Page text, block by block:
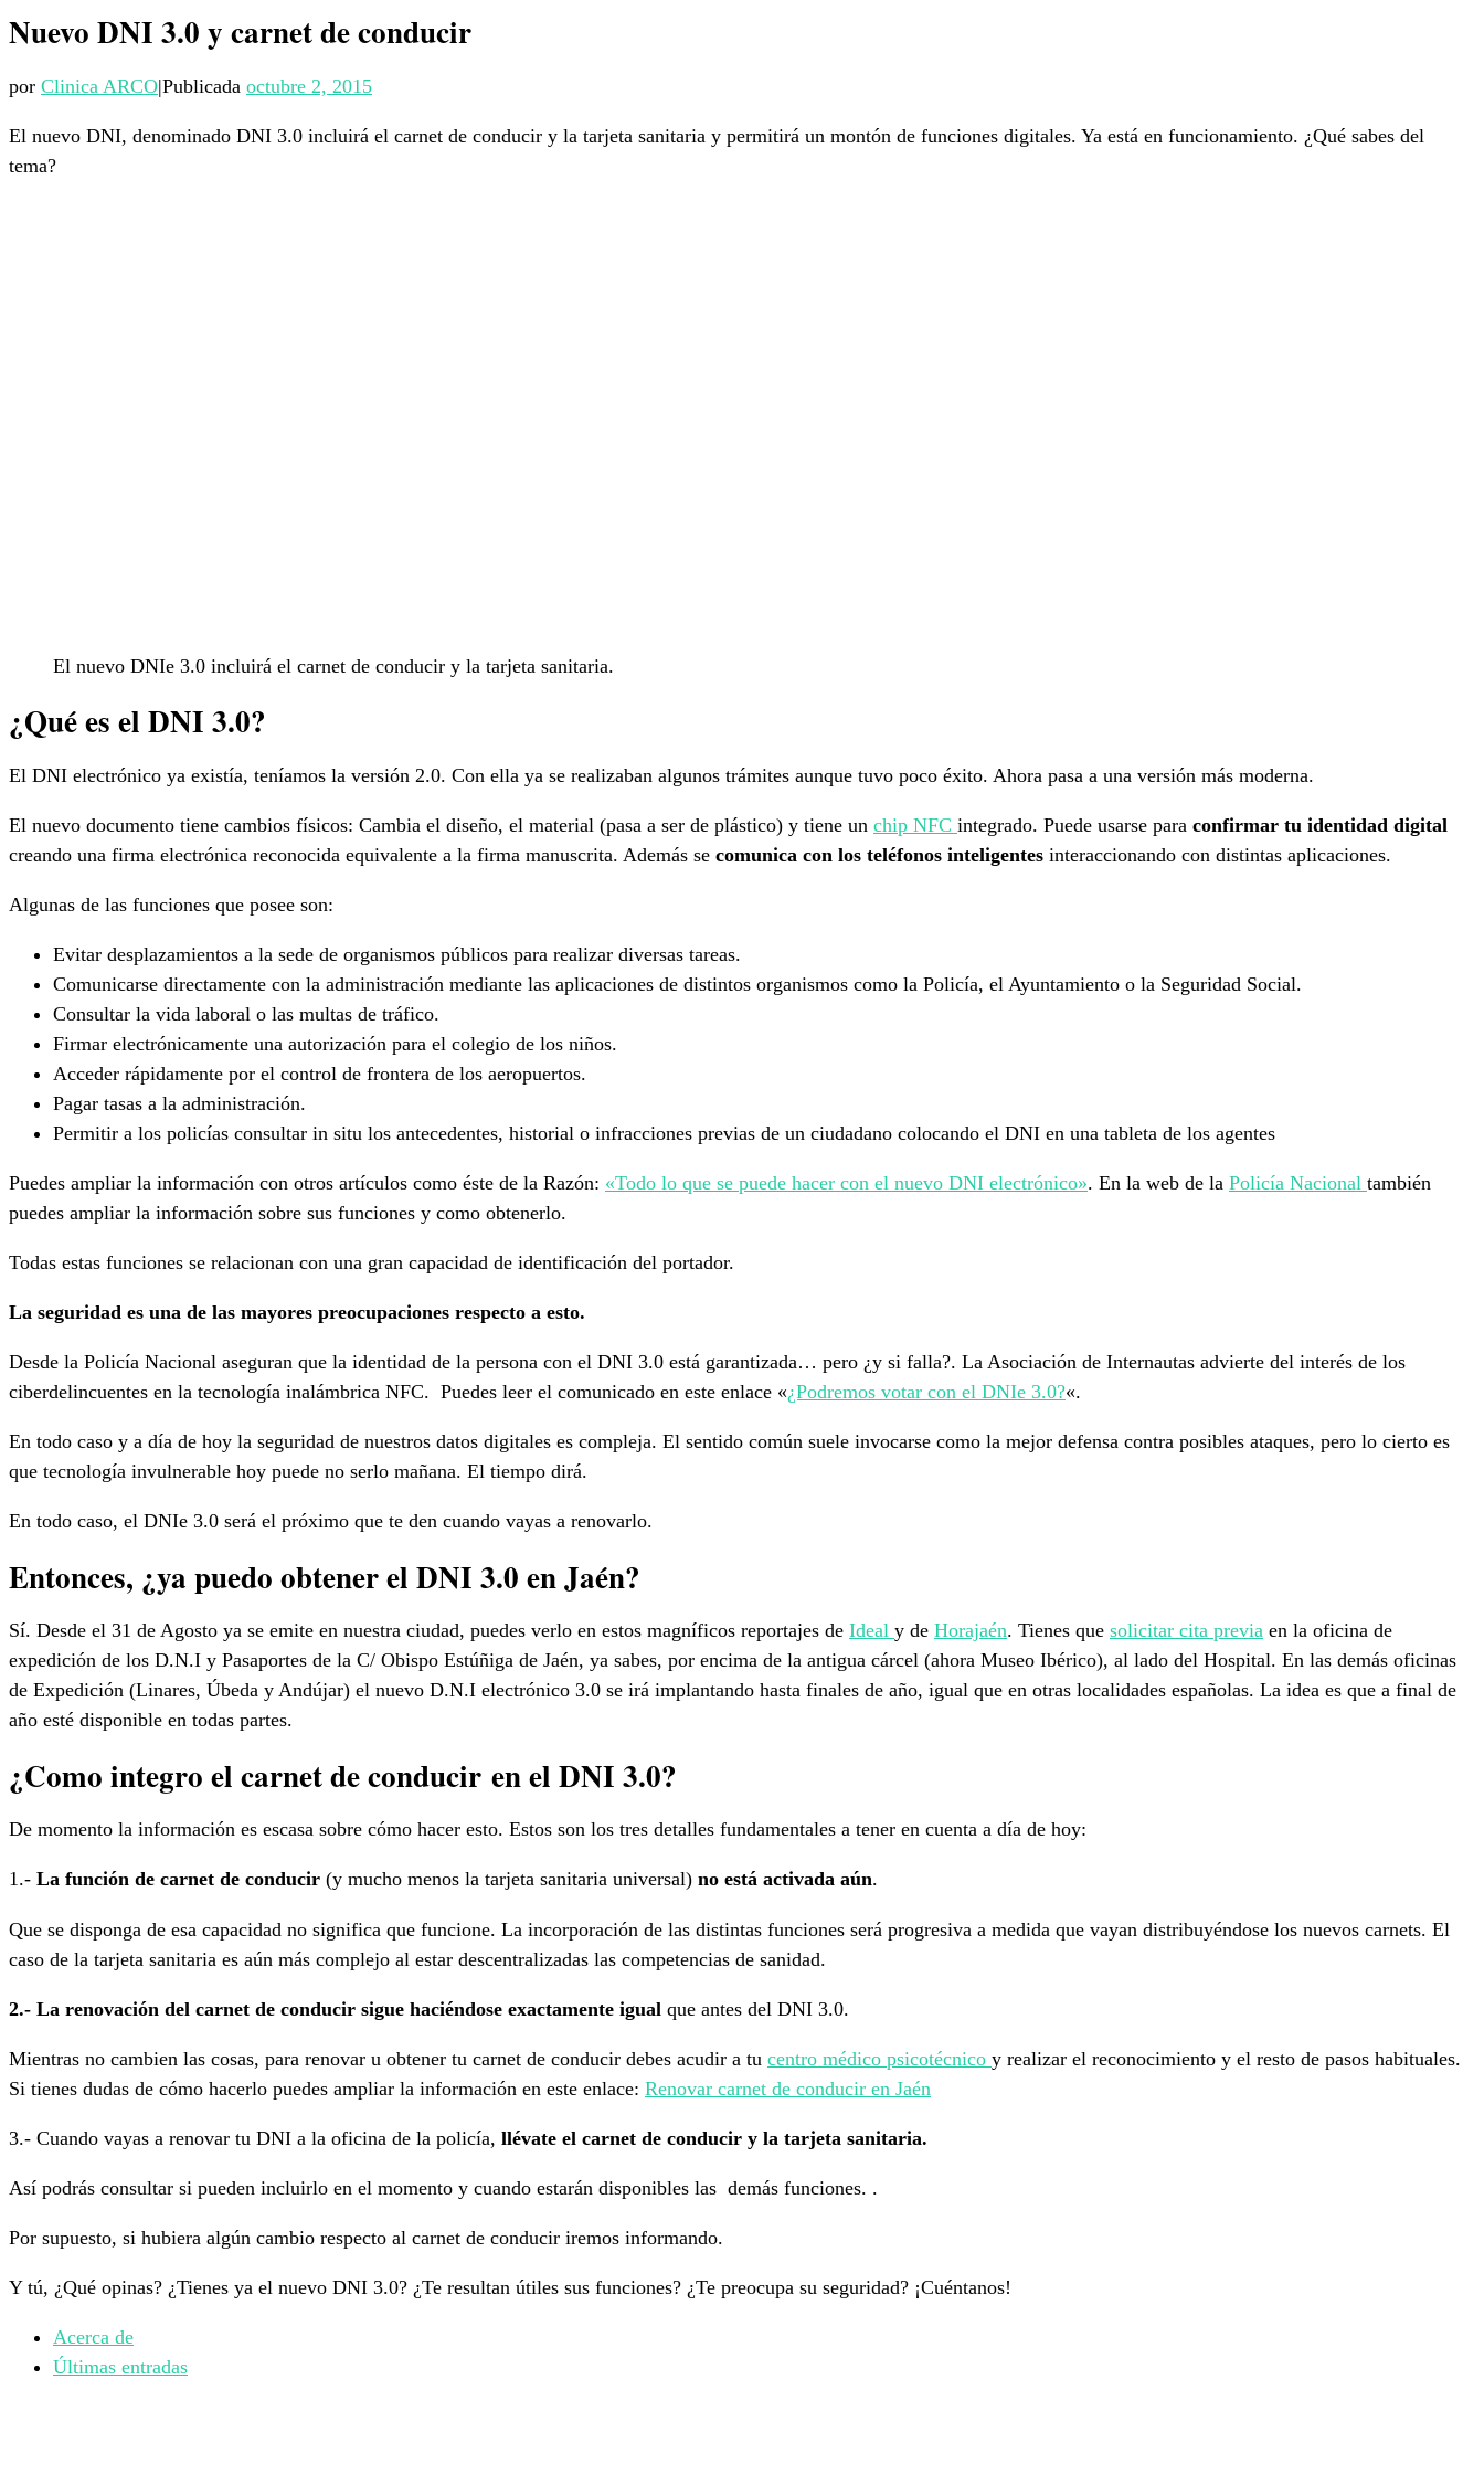
Nuevo DNI 3.0 y carnet de conducir
por Clinica ARCO|Publicada octubre 2, 2015
El nuevo DNI, denominado DNI 3.0 incluirá el carnet de conducir y la tarjeta sanitaria y permitirá un montón de funciones digitales. Ya está en funcionamiento. ¿Qué sabes del
tema?
El nuevo DNIe 3.0 incluirá el carnet de conducir y la tarjeta sanitaria.
¿Qué es el DNI 3.0?
El DNI electrónico ya existía, teníamos la versión 2.0. Con ella ya se realizaban algunos trámites aunque tuvo poco éxito. Ahora pasa a una versión más moderna.
El nuevo documento tiene cambios físicos: Cambia el diseño, el material (pasa a ser de plástico) y tiene un chip NFC integrado. Puede usarse para confirmar tu identidad digital
creando una firma electrónica reconocida equivalente a la firma manuscrita. Además se comunica con los teléfonos inteligentes interaccionando con distintas aplicaciones.
Algunas de las funciones que posee son:
Evitar desplazamientos a la sede de organismos públicos para realizar diversas tareas.
Comunicarse directamente con la administración mediante las aplicaciones de distintos organismos como la Policía, el Ayuntamiento o la Seguridad Social.
Consultar la vida laboral o las multas de tráfico.
Firmar electrónicamente una autorización para el colegio de los niños.
Acceder rápidamente por el control de frontera de los aeropuertos.
Pagar tasas a la administración.
Permitir a los policías consultar in situ los antecedentes, historial o infracciones previas de un ciudadano colocando el DNI en una tableta de los agentes
Puedes ampliar la información con otros artículos como éste de la Razón: «Todo lo que se puede hacer con el nuevo DNI electrónico». En la web de la Policía Nacional también
puedes ampliar la información sobre sus funciones y como obtenerlo.
Todas estas funciones se relacionan con una gran capacidad de identificación del portador.
La seguridad es una de las mayores preocupaciones respecto a esto.
Desde la Policía Nacional aseguran que la identidad de la persona con el DNI 3.0 está garantizada… pero ¿y si falla?. La Asociación de Internautas advierte del interés de los
ciberdelincuentes en la tecnología inalámbrica NFC. Puedes leer el comunicado en este enlace «¿Podremos votar con el DNIe 3.0?«.
En todo caso y a día de hoy la seguridad de nuestros datos digitales es compleja. El sentido común suele invocarse como la mejor defensa contra posibles ataques, pero lo cierto es
que tecnología invulnerable hoy puede no serlo mañana. El tiempo dirá.
En todo caso, el DNIe 3.0 será el próximo que te den cuando vayas a renovarlo.
Entonces, ¿ya puedo obtener el DNI 3.0 en Jaén?
Sí. Desde el 31 de Agosto ya se emite en nuestra ciudad, puedes verlo en estos magníficos reportajes de Ideal y de Horajaén. Tienes que solicitar cita previa en la oficina de
expedición de los D.N.I y Pasaportes de la C/ Obispo Estúñiga de Jaén, ya sabes, por encima de la antigua cárcel (ahora Museo Ibérico), al lado del Hospital. En las demás oficinas
de Expedición (Linares, Úbeda y Andújar) el nuevo D.N.I electrónico 3.0 se irá implantando hasta finales de año, igual que en otras localidades españolas. La idea es que a final de
año esté disponible en todas partes.
¿Como integro el carnet de conducir en el DNI 3.0?
De momento la información es escasa sobre cómo hacer esto. Estos son los tres detalles fundamentales a tener en cuenta a día de hoy:
1.- La función de carnet de conducir (y mucho menos la tarjeta sanitaria universal) no está activada aún.
Que se disponga de esa capacidad no significa que funcione. La incorporación de las distintas funciones será progresiva a medida que vayan distribuyéndose los nuevos carnets. El
caso de la tarjeta sanitaria es aún más complejo al estar descentralizadas las competencias de sanidad.
2.- La renovación del carnet de conducir sigue haciéndose exactamente igual que antes del DNI 3.0.
Mientras no cambien las cosas, para renovar u obtener tu carnet de conducir debes acudir a tu centro médico psicotécnico y realizar el reconocimiento y el resto de pasos habituales.
Si tienes dudas de cómo hacerlo puedes ampliar la información en este enlace: Renovar carnet de conducir en Jaén
3.- Cuando vayas a renovar tu DNI a la oficina de la policía, llévate el carnet de conducir y la tarjeta sanitaria.
Así podrás consultar si pueden incluirlo en el momento y cuando estarán disponibles las demás funciones. .
Por supuesto, si hubiera algún cambio respecto al carnet de conducir iremos informando.
Y tú, ¿Qué opinas? ¿Tienes ya el nuevo DNI 3.0? ¿Te resultan útiles sus funciones? ¿Te preocupa su seguridad? ¡Cuéntanos!
Acerca de
Últimas entradas